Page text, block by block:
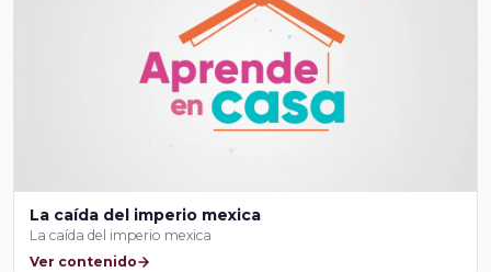
La caída del imperio mexica
La caída del imperio mexica
Ver contenido